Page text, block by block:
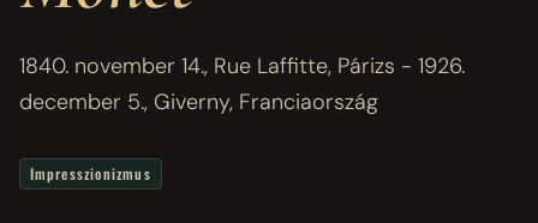
1840. november 14., Rue Laffitte, Párizs - 1926.
december 5., Giverny, Franciaország
Impresszionizmus